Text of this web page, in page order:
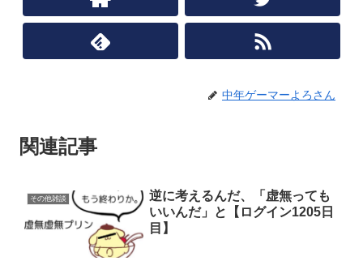
中年ゲーマーよろさん
関連記事
その他雑談
逆に考えるんだ、「虚無っても
いいんだ」と【ログイン1205日
目】